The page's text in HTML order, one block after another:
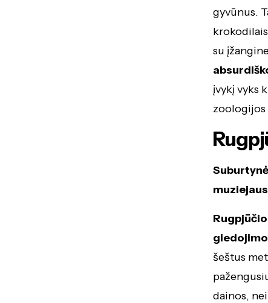
gyvūnus.
su
įvykį vyks
zoologijos
Rugpjūčio
giedojimo
šeštus
dainos,